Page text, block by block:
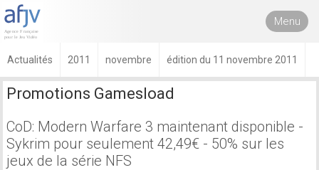
Menu
Actualités 2011 novembre édition du 11 novembre 2011
Promotions Gamesload
CoD: Modern Warfare 3 maintenant disponible -
Sykrim pour seulement 42,49€ - 50% sur les
jeux de la série NFS